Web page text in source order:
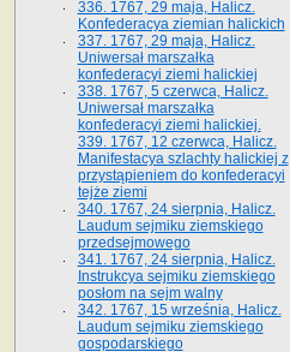
336. 1767, 29 maja, Halicz.
Konfederacya ziemian halickich
337. 1767, 29 maja, Halicz.
Uniwersał marszałka
konfederacyi ziemi halickiej
338. 1767, 5 czerwca, Halicz.
Uniwersał marszałka
konfederacyi ziemi halickiej.
339. 1767, 12 czerwca, Halicz.
Manifestacya szlachty halickiej z
przystąpieniem do konfederacyi
tejże ziemi
340. 1767, 24 sierpnia, Halicz.
Laudum sejmiku ziemskiego
przedsejmowego
341. 1767, 24 sierpnia, Halicz.
Instrukcya sejmiku ziemskiego
posłom na sejm walny
342. 1767, 15 września, Halicz.
Laudum sejmiku ziemskiego
gospodarskiego